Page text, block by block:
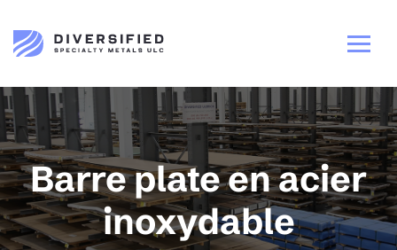
Barre plate en acier
inoxydable